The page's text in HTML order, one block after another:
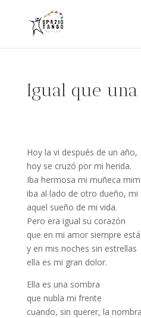
Igual que una
Hoy la vi después de un año,
hoy se cruzó por mi herida.
Iba hermosa mi muñeca
iba al lado de otro dueño, mi
aquel sueño de mi vida.
Pero era igual su corazón
que en mi amor siempre
y en mis noches sin estrellas
ella es mi gran dolor.
Ella es una sombra
que nubla mi frente
cuando, sin querer, la